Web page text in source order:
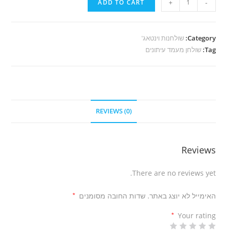
-
שולחן
עיתונים
quantity
+
ADD TO CART
Category: שולחנות וינטאג'
Tag: שולחן מעמד עיתונים
REVIEWS (0)
Reviews
There are no reviews yet.
האימייל לא יוצג באתר. שדות החובה מסומנים *
Your rating
*